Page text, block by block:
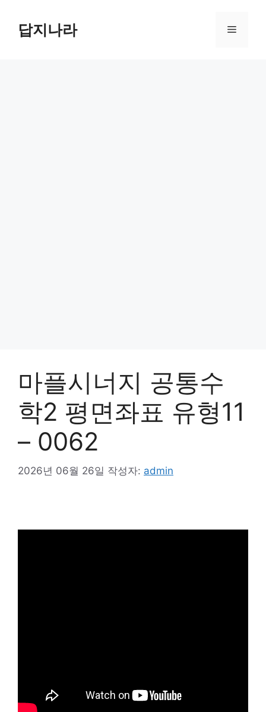
답지나라 메
마플시너지 공통수
학2 평면좌표 유형11
– 0062
2026년 06월 26일 작성자: admin